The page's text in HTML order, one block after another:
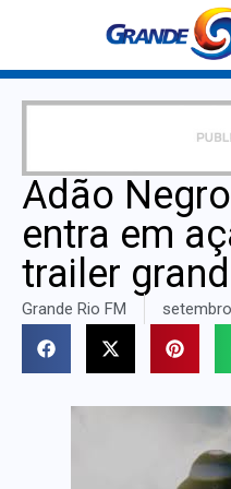
Adão
entra em
trailer
Grande Rio FM